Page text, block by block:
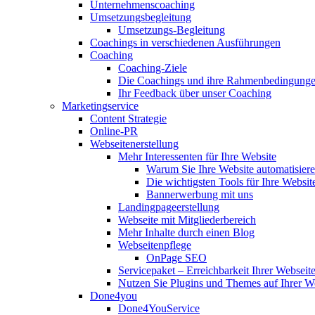
Unternehmenscoaching
Umsetzungsbegleitung
Umsetzungs-Begleitung
Coachings in verschiedenen Ausführungen
Coaching
Coaching-Ziele
Die Coachings und ihre
Ihr Feedback über unser Coaching
Marketingservice
Content Strategie
Online-PR
Webseitenerstellung
Mehr Interessenten für Ihre Website
Warum Sie Ihre Website
Die wichtigsten Tools für Ihre
Bannerwerbung mit uns
Landingpageerstellung
Webseite mit Mitgliederbereich
Mehr Inhalte durch einen Blog
Webseitenpflege
OnPage SEO
Servicepaket – Erreichbarkeit Ihrer Webseite
Nutzen Sie Plugins und Themes auf Ihrer
Done4you
Done4YouService